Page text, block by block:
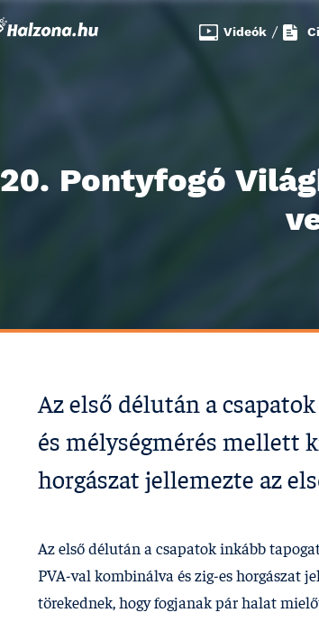
Videók /
20. Pontyfogó
Az első délután a
és mélységmérés mellett
horgászat jellemezte az
Az első délután a csapatok inkább
PVA-val kombinálva és zig-es horgászat
törekednek, hogy fogjanak pár halat